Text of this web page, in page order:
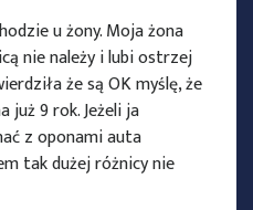
u żony. Moja żona
nie należy i lubi ostrzej
że są OK myślę, że
już 9 rok. Jeżeli ja
z oponami auta
tak dużej różnicy nie